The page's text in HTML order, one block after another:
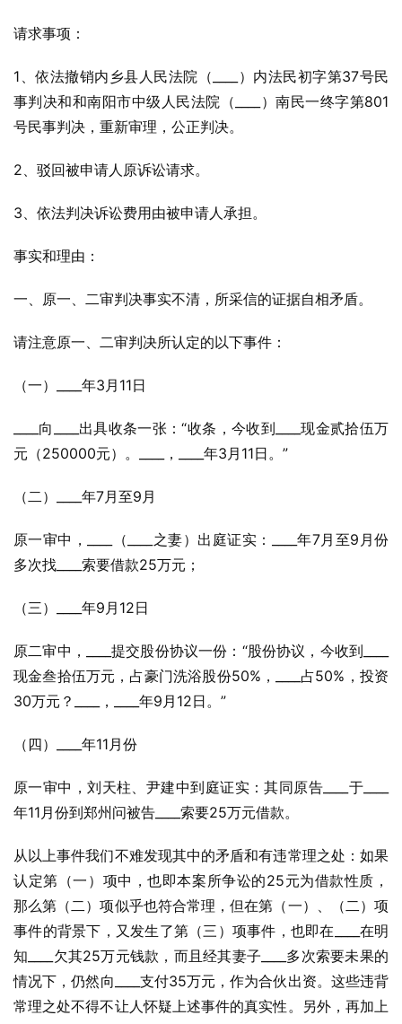
请求事项：
1、依法撤销内乡县人民法院（____）内法民初字第37号民
事判决和和南阳市中级人民法院（____）南民一终字第801
号民事判决，重新审理，公正判决。
2、驳回被申请人原诉讼请求。
3、依法判决诉讼费用由被申请人承担。
事实和理由：
一、原一、二审判决事实不清，所采信的证据自相矛盾。
请注意原一、二审判决所认定的以下事件：
（一）____年3月11日
____向____出具收条一张：“收条，今收到____现金贰拾伍万
元（250000元）。____，____年3月11日。”
（二）____年7月至9月
原一审中，____（____之妻）出庭证实：____年7月至9月份
多次找____索要借款25万元；
（三）____年9月12日
原二审中，____提交股份协议一份：“股份协议，今收到____
现金叁拾伍万元，占豪门洗浴股份50%，____占50%，投资
30万元？____，____年9月12日。”
（四）____年11月份
原一审中，刘天柱、尹建中到庭证实：其同原告____于____
年11月份到郑州问被告____索要25万元借款。
从以上事件我们不难发现其中的矛盾和有违常理之处：如果
认定第（一）项中，也即本案所争讼的25元为借款性质，
那么第（二）项似乎也符合常理，但在第（一）、（二）项
事件的背景下，又发生了第（三）项事件，也即在____在明
知____欠其25万元钱款，而且经其妻子____多次索要未果的
情况下，仍然向____支付35万元，作为合伙出资。这些违背
常理之处不得不让人怀疑上述事件的真实性。另外，再加上